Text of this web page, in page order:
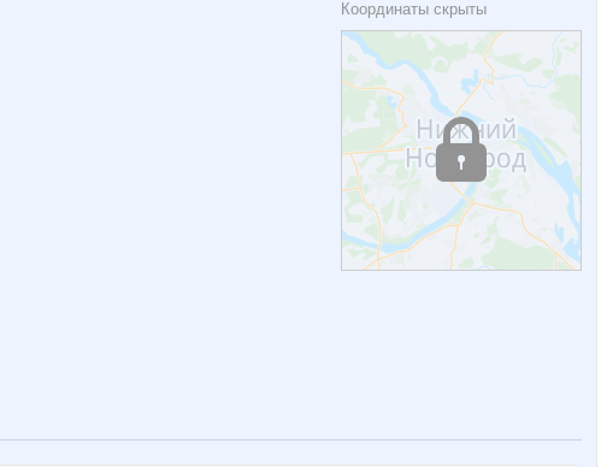
Координаты скрыты